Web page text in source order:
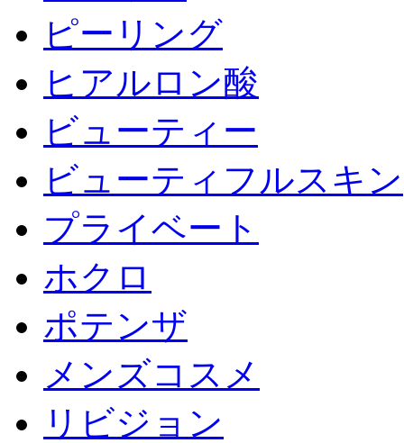
ピーリング
ヒアルロン酸
ビューティー
ビューティフルスキン
プライベート
ホクロ
ポテンザ
メンズコスメ
リビジョン